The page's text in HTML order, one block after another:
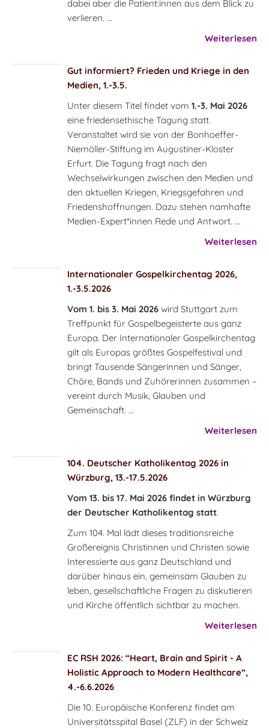
dabei aber die Patient:innen aus dem Blick zu
verlieren. ...
Weiterlesen
Gut informiert? Frieden und Kriege in den
Medien, 1.-3.5.
Unter diesem Titel findet vom 1.-3. Mai 2026
eine friedensethische Tagung statt.
Veranstaltet wird sie von der Bonhoeffer-
Niemöller-Stiftung im Augustiner-Kloster
Erfurt. Die Tagung fragt nach den
Wechselwirkungen zwischen den Medien und
den aktuellen Kriegen, Kriegsgefahren und
Friedenshoffnungen. Dazu stehen namhafte
Medien-Expert*innen Rede und Antwort. ...
Weiterlesen
Internationaler Gospelkirchentag 2026,
1.-3.5.2026
Vom 1. bis 3. Mai 2026 wird Stuttgart zum
Treffpunkt für Gospelbegeisterte aus ganz
Europa. Der Internationaler Gospelkirchentag
gilt als Europas größtes Gospelfestival und
bringt Tausende Sängerinnen und Sänger,
Chöre, Bands und Zuhörerinnen zusammen –
vereint durch Musik, Glauben und
Gemeinschaft. ...
Weiterlesen
104. Deutscher Katholikentag 2026 in
Würzburg, 13.-17.5.2026
Vom 13. bis 17. Mai 2026 findet in Würzburg
der Deutscher Katholikentag statt.
Zum 104. Mal lädt dieses traditionsreiche
Großereignis Christinnen und Christen sowie
Interessierte aus ganz Deutschland und
darüber hinaus ein, gemeinsam Glauben zu
leben, gesellschaftliche Fragen zu diskutieren
und Kirche öffentlich sichtbar zu machen.
Weiterlesen
EC RSH 2026: “Heart, Brain and Spirit - A
Holistic Approach to Modern Healthcare”,
4.-6.6.2026
Die 10. Europäische Konferenz findet am
Universitätsspital Basel (ZLF) in der Schweiz